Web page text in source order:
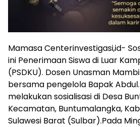
Mamasa Centerinvestigasi,id-
ini Penerimaan Siswa di Luar
(PSDKU). Dosen Unasman
bersama pengelola Bapak
melakukan sosialisasi di Desa
Kecamatan, Buntumalangka,
Sulawesi Barat (Sulbar).Pada